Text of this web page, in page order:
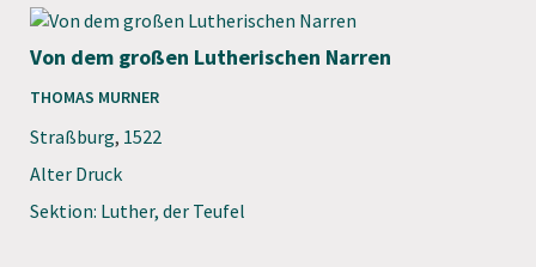
Von dem großen Lutherischen Narren
THOMAS MURNER
Straßburg, 1522
Alter Druck
Sektion: Luther, der Teufel